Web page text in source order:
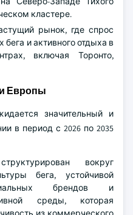
кластере.
рынок, где спрос
бега и активного отдыха в
включая Торонто,
Европы
значительный и
в период с 2026 по 2035
вокруг
бега, устойчивой
брендов и
среды, которая